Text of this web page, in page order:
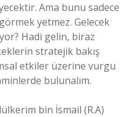
Ama bunu sadece
yetmez. Gelecek
Hadi gelin, biraz
stratejik bakış
etkiler üzerine vurgu
bulunalım.
bin İsmail (R.A)